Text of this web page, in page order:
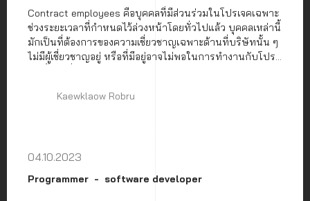
Contract employees คือบุคคลที่มีส่วนร่วมในโปรเจคเฉพาะ
ช่วงระยะเวลาที่กำหนดไว้ล่วงหน้าโดยทั่วไปแล้ว บุคคลเหล่านี้
มักเป็นที่ต้องการของความเชี่ยวชาญเฉพาะด้านที่บริษัทนั้น ๆ
ไม่มีผู้เชี่ยวชาญอยู่ หรือที่มีอยู่อาจไม่พอในการทำงานกับโปร
Kaewklaow Robru
04.10.2023
Programmer software developer